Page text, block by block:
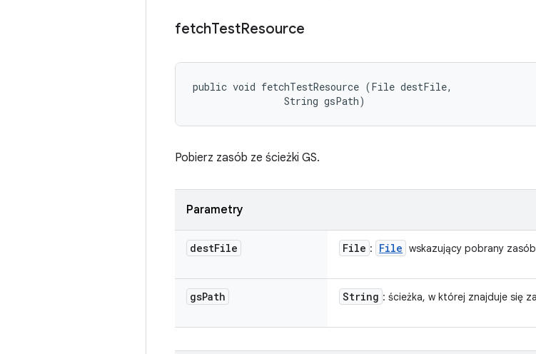
fetchTestResource
public void fetchTestResource (File destFile,
                String gsPath)
Pobierz zasób ze ścieżki GS.
Parametry
destFile File : File wskazujący pobrany
gsPath String : ścieżka, w której znajduje się